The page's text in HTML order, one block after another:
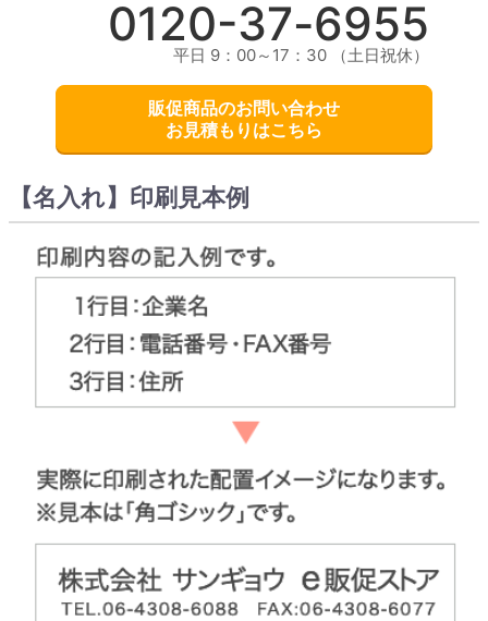
0120-37-6955
平日 9：00～17：30 （土日祝休）
販促商品のお問い合わせ
お見積もりはこちら
【名入れ】印刷見本例